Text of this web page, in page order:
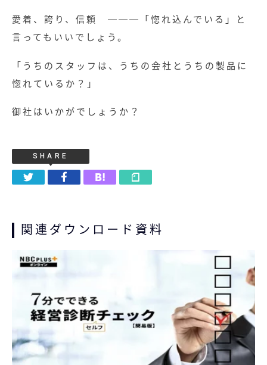
無料お役立ち資料
経営セミナー
愛着、誇り、信頼 ───「惚れ込んでいる」と
言ってもいいでしょう。
「うちのスタッフは、うちの会社とうちの製品に
惚れているか？」
御社はいかがでしょうか？
SHARE
関連ダウンロード資料